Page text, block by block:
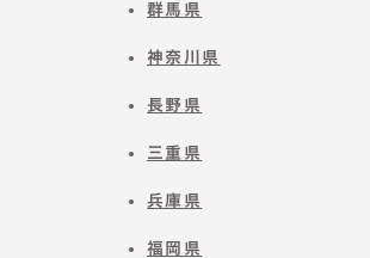
群馬県
神奈川県
長野県
三重県
兵庫県
福岡県